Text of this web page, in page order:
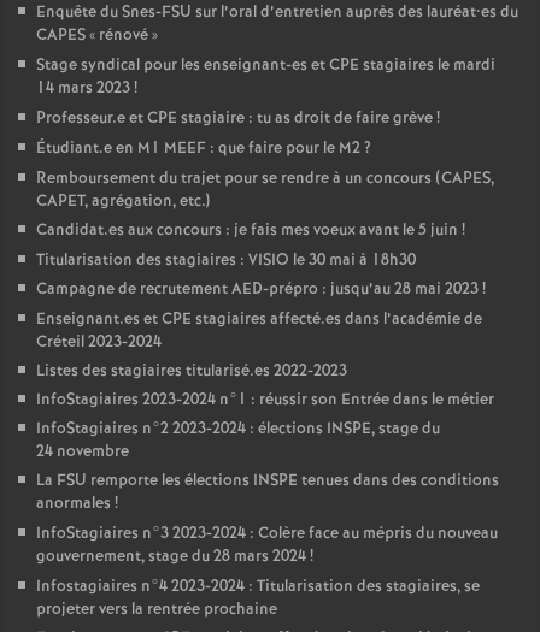
Enquête du Snes-FSU sur l’oral d’entretien auprès des lauréat•es du
CAPES« rénové»
Stage syndical pour les enseignant-es etCPE stagiaires le mardi
14 mars 2023!
Professeur.e etCPE stagiaire : tu as droit de faire grève!
Étudiant.e en M1 MEEF : que faire pour le M2?
Remboursement du trajet pour se rendre à un concours (CAPES,
CAPET, agrégation, etc.)
Candidat.es aux concours : je fais mes voeux avant le 5 juin !
Titularisation des stagiaires : VISIO le 30 mai à 18h30
Campagne de recrutementAED-prépro : jusqu’au 28 mai 2023!
Enseignant.es etCPE stagiaires affecté.es dans l’académie de
Créteil 2023-2024
Listes des stagiaires titularisé.es 2022-2023
InfoStagiaires 2023-2024 n°1 : réussir son Entrée dans le métier
InfoStagiaires n°2 2023-2024 : élections INSPE, stage du
24 novembre
La FSU remporte les élections INSPE tenues dans des conditions
anormales !
InfoStagiaires n°3 2023-2024 : Colère face au mépris du nouveau
gouvernement, stage du 28 mars 2024!
Infostagiaires n°4 2023-2024 : Titularisation des stagiaires, se
projeter vers la rentrée prochaine